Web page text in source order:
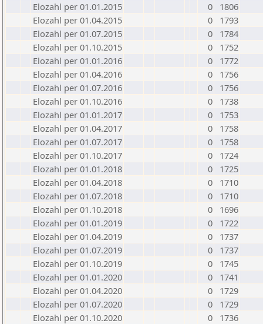
Elozahl per 01.01.2015
0
1806
Elozahl per 01.04.2015
0
1793
Elozahl per 01.07.2015
0
1784
Elozahl per 01.10.2015
0
1752
Elozahl per 01.01.2016
0
1772
Elozahl per 01.04.2016
0
1756
Elozahl per 01.07.2016
0
1756
Elozahl per 01.10.2016
0
1738
Elozahl per 01.01.2017
0
1753
Elozahl per 01.04.2017
0
1758
Elozahl per 01.07.2017
0
1758
Elozahl per 01.10.2017
0
1724
Elozahl per 01.01.2018
0
1725
Elozahl per 01.04.2018
0
1710
Elozahl per 01.07.2018
0
1710
Elozahl per 01.10.2018
0
1696
Elozahl per 01.01.2019
0
1722
Elozahl per 01.04.2019
0
1737
Elozahl per 01.07.2019
0
1737
Elozahl per 01.10.2019
0
1745
Elozahl per 01.01.2020
0
1741
Elozahl per 01.04.2020
0
1729
Elozahl per 01.07.2020
0
1729
Elozahl per 01.10.2020
0
1736